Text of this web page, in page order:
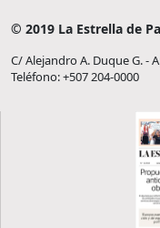
© 2019 La Estrella de
C/ Alejandro A. Duque G. -
Teléfono: +507 204-0000